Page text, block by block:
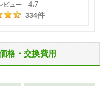
ビュー 4.7
334件
た
ー
格・交換費用